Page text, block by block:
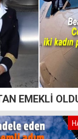
EMEKLİ